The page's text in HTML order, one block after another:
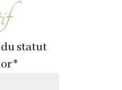
statut
*